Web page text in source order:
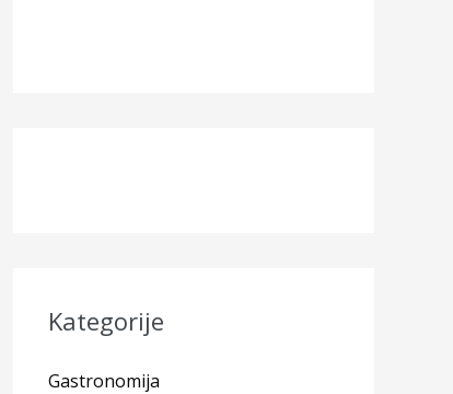
Kategorije
Gastronomija